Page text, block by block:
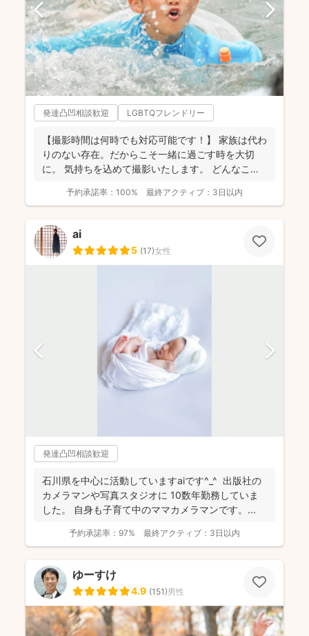
発達凸凹相談歓迎 LGBTQフレンドリー
【撮影時間は何時でも対応可能です！】 家族は代わ
りのない存在。だからこそ一緒に過ごす時を大切
に。 気持ちを込めて撮影いたします。 どんなこと
予約承諾率： 100% 最終アクティブ： 3日以内
ai
5 (17)女性
発達凸凹相談歓迎
石川県を中心に活動していますaiです^_^ 出版社の
カメラマンや写真スタジオに 10数年勤務していま
した。 自身も子育て中のママカメラマンです。...
予約承諾率： 97% 最終アクティブ： 3日以内
ゆーすけ
4.9 (151)男性